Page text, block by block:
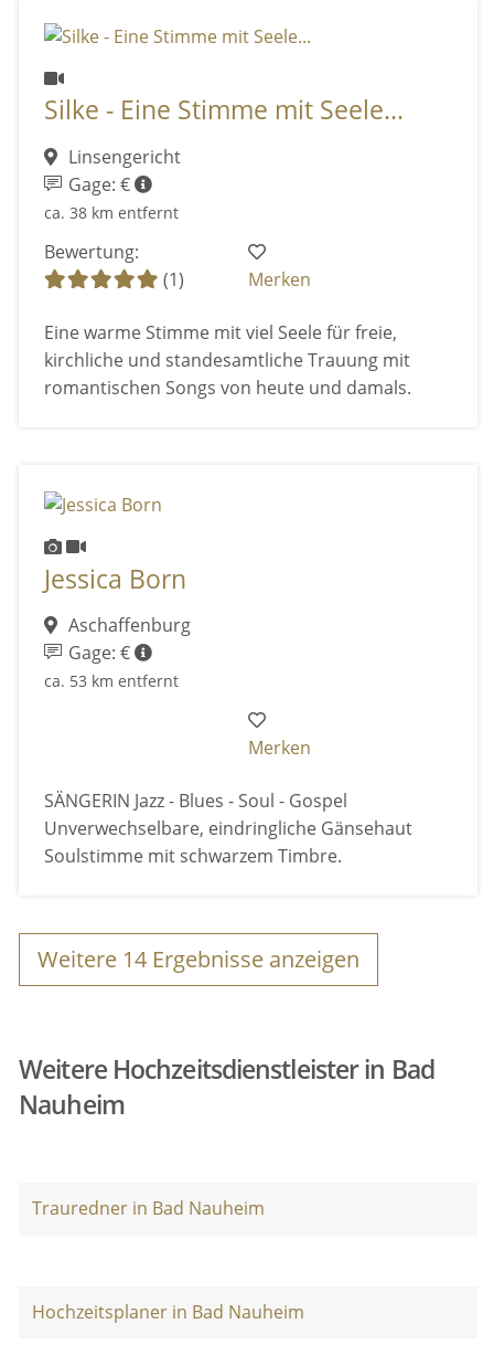
Silke - Eine Stimme mit Seele...
Linsengericht
Gage: €
ca. 38 km entfernt
Bewertung:
(1)
Merken
Eine warme Stimme mit viel Seele für freie,
kirchliche und standesamtliche Trauung mit
romantischen Songs von heute und damals.
Jessica Born
Aschaffenburg
Gage: €
ca. 53 km entfernt
Merken
SÄNGERIN Jazz - Blues - Soul - Gospel
Unverwechselbare, eindringliche Gänsehaut
Soulstimme mit schwarzem Timbre.
Weitere 14 Ergebnisse anzeigen
Weitere Hochzeitsdienstleister in Bad
Nauheim
Trauredner in Bad Nauheim
Hochzeitsplaner in Bad Nauheim